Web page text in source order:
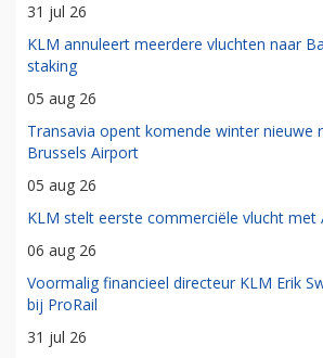
31 jul 26
KLM annuleert meerdere vluchten naar
staking
05 aug 26
Transavia opent komende winter nieuwe
Brussels Airport
05 aug 26
KLM stelt eerste commerciële vlucht met
06 aug 26
Voormalig financieel directeur KLM Erik
bij ProRail
31 jul 26